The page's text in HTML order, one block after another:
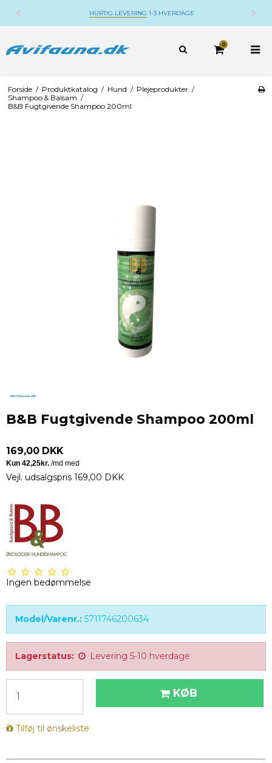
DANSK WEBSHOP BELIGGENDE PÅ DJURSLAND
0
Forside / Produktkatalog / Hund / Plejeprodukter /
Shampoo & Balsam /
B&B Fugtgivende Shampoo 200ml
B&B Fugtgivende Shampoo 200ml
169,00 DKK
Vejl. udsalgspris 169,00 DKK
Ingen bedømmelse
Model/Varenr.: 5711746200634
Lagerstatus: Levering 5-10 hverdage
KØB
Tilføj til ønskeliste